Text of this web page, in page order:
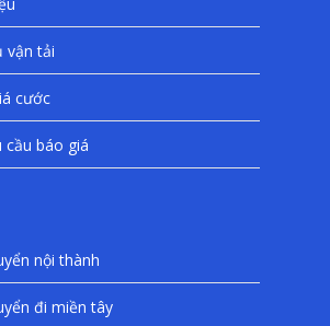
vận tải
cước
cầu báo giá
nội thành
đi miền tây
YÊU CẦU BÁO
LIÊN HỆ
TUYỂN DỤNG
Tiếng Việt